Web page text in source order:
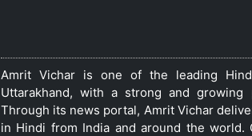
Amrit Vichar is one of the leading
Uttarakhand, with a strong and
Through its news portal, Amrit Vichar
in Hindi from India and around the world.